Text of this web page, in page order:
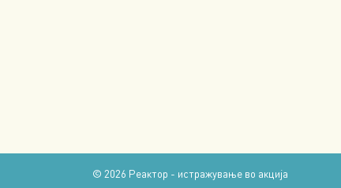
© 2026 Реактор - истражување во акција